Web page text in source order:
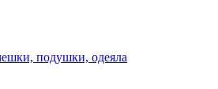
подушки, одеяла